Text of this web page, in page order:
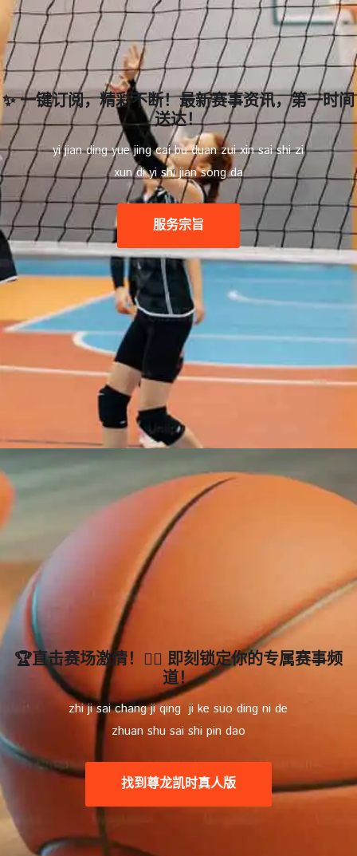
✨ 一键订阅，精彩不断！最新赛事资讯，第一时间
送达！
yi jian ding yue jing cai bu duan zui xin sai shi zi
xun di yi shi jian song da
服务宗旨
🏆直击赛场激情！🏃‍♂️ 即刻锁定你的专属赛事频
道！
zhi ji sai chang ji qing ️ ji ke suo ding ni de
zhuan shu sai shi pin dao
找到尊龙凯时真人版